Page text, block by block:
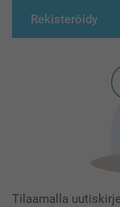
Rekisteröidy
Tilaamalla